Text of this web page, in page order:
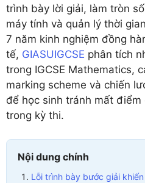
trình bày lời giải, làm tròn
máy tính và quản lý thời
7 năm kinh nghiệm đồng
tế, GIASUIGCSE phân tích
trong IGCSE Mathematics,
marking scheme và chiến
để học sinh tránh mất
trong kỳ thi.
Nội dung chính
Lỗi trình bày bước giải